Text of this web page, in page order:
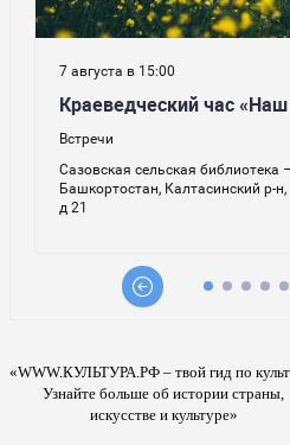
«WWW.КУЛЬТУРА.РФ – твой гид по
Узнайте больше об истории страны,
искусстве и культуре»